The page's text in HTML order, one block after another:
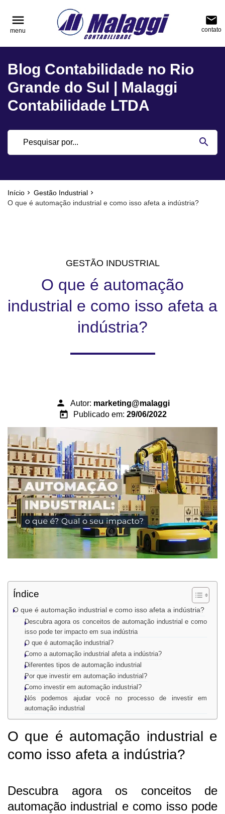
menu
menu
email
contato
Blog Contabilidade no Rio
Grande do Sul | Malaggi
Contabilidade LTDA
search
Início
Gestão Industrial
O que é automação industrial e como isso afeta a indústria?
reply NAVEGAÇÃO
Blog
Contabilidade
Notícias
reply FALE CONOSCO
phone (51) 3751-0400
location_on
Rua Júlio de Castilhos, nº 983, salas 3 e 4
Encantado - Rio Grande do Sul
GESTÃO INDUSTRIAL
O que é automação
industrial e como isso afeta a
indústria?
person Autor: marketing@malaggi
today Publicado em: 29/06/2022
Índice
O que é automação industrial e como isso afeta a indústria?
Descubra agora os conceitos de automação industrial e como
isso pode ter impacto em sua indústria
O que é automação industrial?
Como a automação industrial afeta a indústria?
Diferentes tipos de automação industrial
Por que investir em automação industrial?
Como investir em automação industrial?
Nós podemos ajudar você no processo de investir em
automação industrial
O que é automação industrial e
como isso afeta a indústria?
Descubra agora os conceitos de
automação industrial e como isso pode